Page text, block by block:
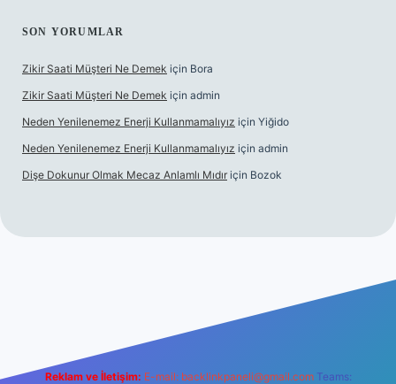
SON YORUMLAR
Zikir Saati Müşteri Ne Demek için Bora
Zikir Saati Müşteri Ne Demek için admin
Neden Yenilenemez Enerji Kullanmamalıyız için Yiğido
Neden Yenilenemez Enerji Kullanmamalıyız için admin
Dişe Dokunur Olmak Mecaz Anlamlı Mıdır için Bozok
Reklam ve İletişim: E-mail: backlinkpaneli@gmail.com Teams: